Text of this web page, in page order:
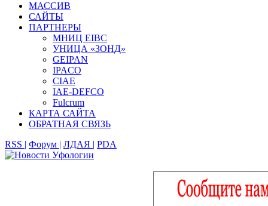
МАССИВ
САЙТЫ
ПАРТНЕРЫ
МНИЦ EIBC
УНИЦА «ЗОНД»
GEIPAN
IPACO
CIAE
IAE-DEFCO
Fulcrum
КАРТА САЙТА
ОБРАТНАЯ СВЯЗЬ
RSS | Форум | ЛДАЯ | PDA